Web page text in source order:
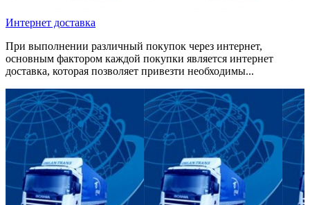
Интернет доставка
При выполнении различный покупок через интернет,
основным фактором каждой покупки является интернет
доставка, которая позволяет привезти необходимы...